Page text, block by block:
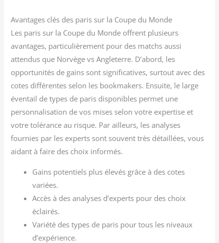
Avantages clés des paris sur la Coupe du Monde
Les paris sur la Coupe du Monde offrent plusieurs
avantages, particulièrement pour des matchs aussi
attendus que Norvège vs Angleterre. D’abord, les
opportunités de gains sont significatives, surtout avec des
cotes différentes selon les bookmakers. Ensuite, le large
éventail de types de paris disponibles permet une
personnalisation de vos mises selon votre expertise et
votre tolérance au risque. Par ailleurs, les analyses
fournies par les experts sont souvent très détaillées, vous
aidant à faire des choix informés.
Gains potentiels plus élevés grâce à des cotes
variées.
Accès à des analyses d’experts pour des choix
éclairés.
Variété des types de paris pour tous les niveaux
d’expérience.